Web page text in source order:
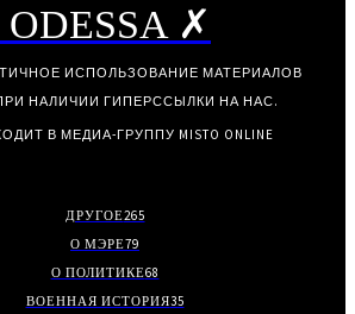
✗
ИСПОЛЬЗОВАНИЕ МАТЕРИАЛОВ
НАЛИЧИИ ГИПЕРССЫЛКИ НА НАС.
В МЕДИА-ГРУППУ MISTO ONLINE
ДРУГОЕ265
О МЭРЕ79
О ПОЛИТИКЕ68
ВОЕННАЯ ИСТОРИЯ35